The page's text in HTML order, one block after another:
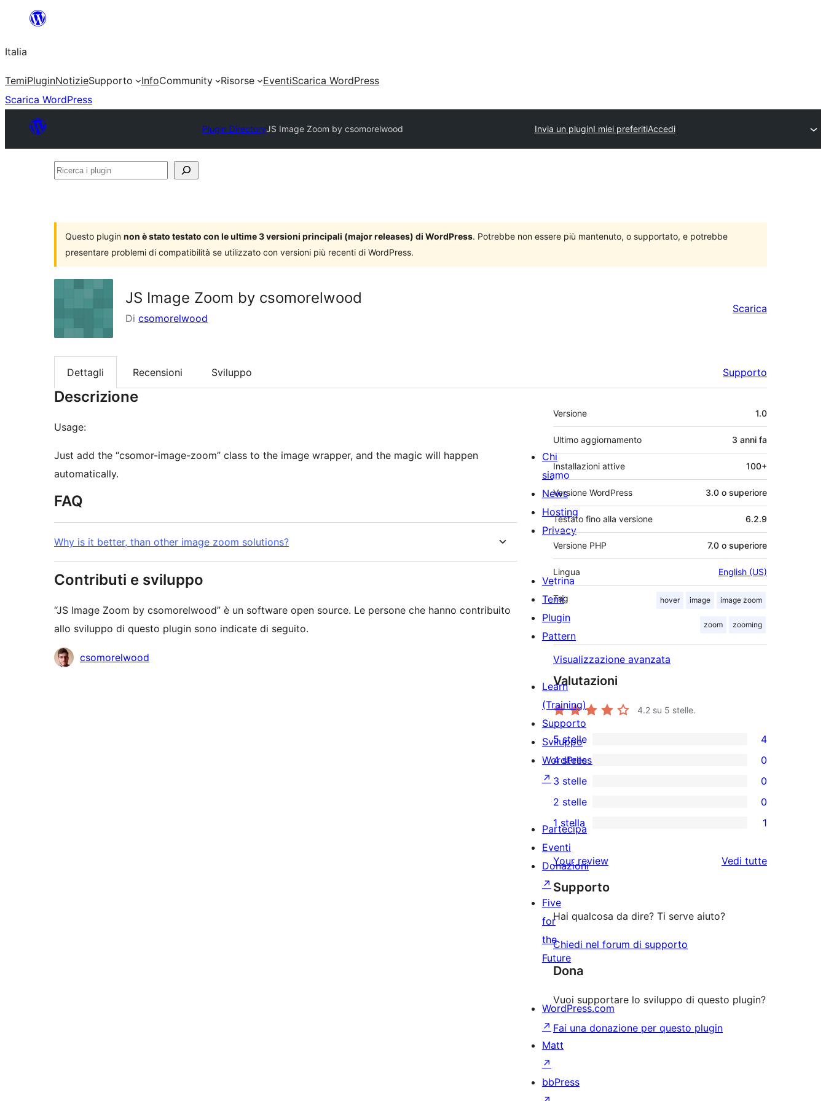
contenuto
Italia
TemiPluginNotizieSupporto InfoCommunity Risorse EventiScarica WordPress
Scarica WordPress
Plugin DirectoryJS Image Zoom by csomorelwood Invia un pluginI miei preferitiAccedi
Ricerca
Questo plugin non è stato testato con le ultime 3 versioni principali (major releases) di WordPress. Potrebbe non essere più mantenuto, o supportato, e potrebbe
presentare problemi di compatibilità se utilizzato con versioni più recenti di WordPress.
JS Image Zoom by csomorelwood
Di csomorelwood
Scarica
Dettagli Recensioni Sviluppo Supporto
Descrizione
Usage:
Just add the “csomor-image-zoom” class to the image wrapper, and the magic will happen
automatically.
FAQ
Why is it better, than other image zoom solutions?
Contributi e sviluppo
“JS Image Zoom by csomorelwood” è un software open source. Le persone che hanno contribuito
allo sviluppo di questo plugin sono indicate di seguito.
Collaboratori
csomorelwood
Meta
Versione 1.0
Ultimo aggiornamento 3 anni fa
Installazioni attive 100+
Versione WordPress 3.0 o superiore
Testato fino alla versione 6.2.9
Versione PHP 7.0 o superiore
Lingua English (US)
Tag hover image image zoom
zoom zooming
Visualizzazione avanzata
Valutazioni
4.2 su 5 stelle.
4
recensioni
a
5-
stelle
5 stelle 4
0
recensioni
a
4-
stelle
4 stelle 0
0
recensioni
a
3-
stelle
3 stelle 0
recensioni
a
2-
stelle
2 stelle 0
1
1-
recensioni
a
stelle
1 stella 1
Your review Vedi tuttele
Supporto
Hai qualcosa da dire? Ti serve aiuto?
Chiedi nel forum di supporto
Dona
Vuoi supportare lo sviluppo di questo plugin?
Fai una donazione per questo plugin
Chi
siamo
News
Hosting
Privacy
Vetrina
Temi
Plugin
Pattern
Learn
(Training)
Supporto
Sviluppo
WordPress.tv
↗
Partecipa
Eventi
Donazioni
↗
Five
for
the
Future
WordPress.com
↗
Matt
↗
bbPress